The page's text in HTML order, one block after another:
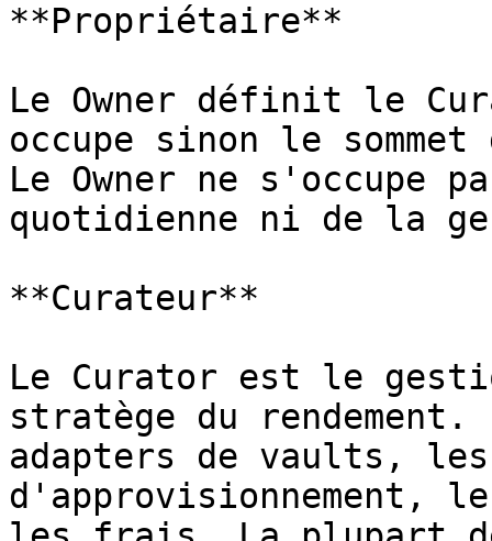
**Propriétaire**
Le Owner définit le
occupe sinon le
Le Owner ne s'occupe
quotidienne ni de la
**Curateur**
Le Curator est le
stratège du
adapters de vaults,
d'approvisionnement,